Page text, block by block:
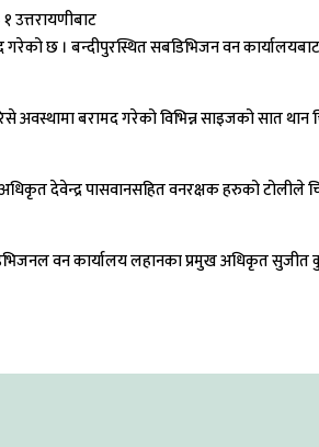
उत्तरायणीबाट
छ । बन्दीपुरस्थित सबडिभिजन वन
अवस्थामा बरामद गरेको विभिन्न साइजको सात
देवेन्द्र पासवानसहित वनरक्षक हरुको
वन कार्यालय लहानका प्रमुख अधिकृत सुजीत